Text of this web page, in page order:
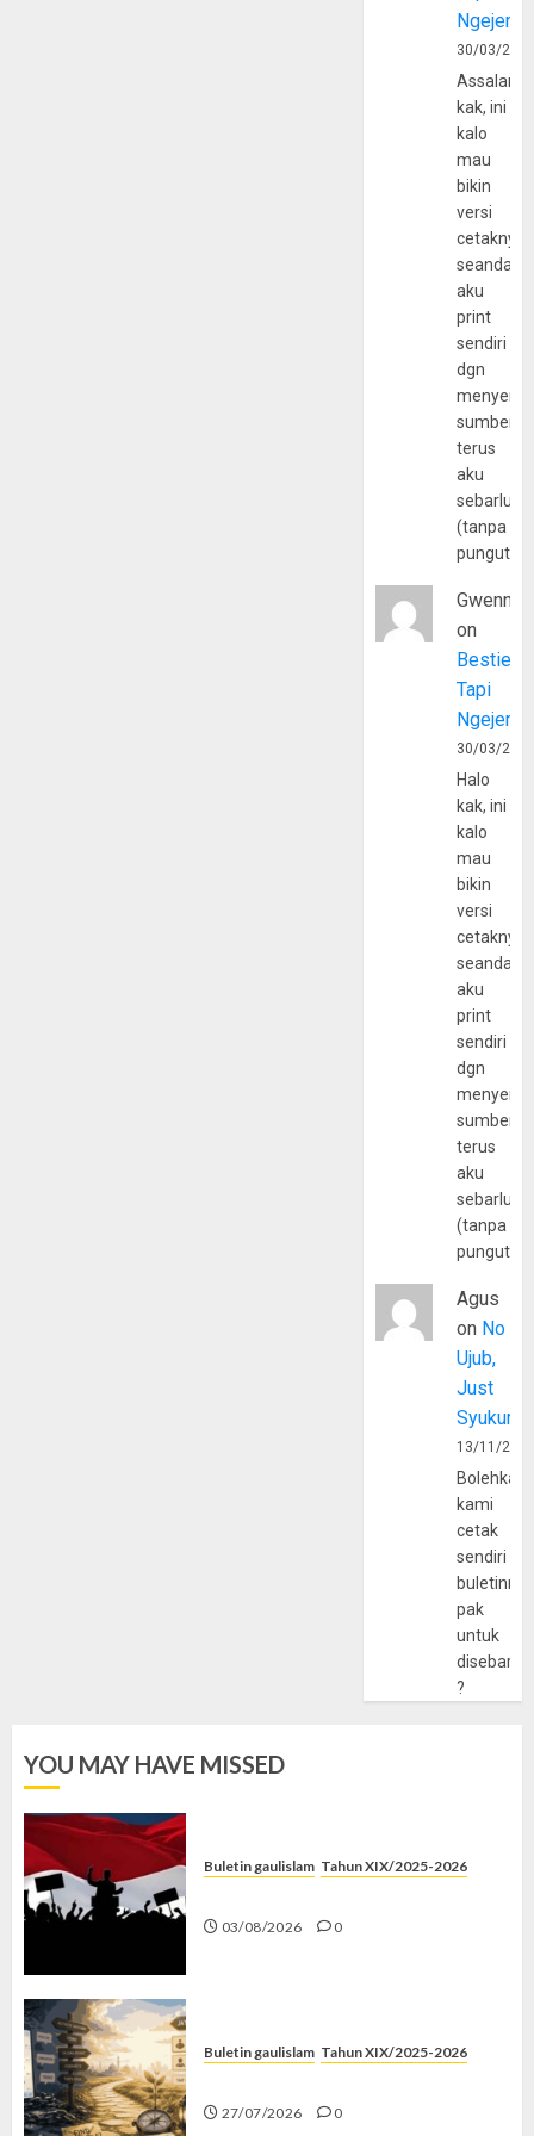
30/03/
kak, ini
kalo
mau
bikin
versi
cetaknya
aku
print
sendiri
dgn
sumber
terus
aku
(tanpa
Gwenny
on
Bestie
Tapi
30/03/
Halo
kak, ini
kalo
mau
bikin
versi
cetaknya
aku
print
sendiri
dgn
sumber
terus
aku
(tanpa
Agus
on No
Ujub,
Just
Syukur
13/11/
Bolehkah
kami
cetak
sendiri
pak
untuk
?
YOU MAY HAVE MISSED
Buletin gaulislam Tahun XIX/2025-2026
03/08/2026 0
Buletin gaulislam Tahun XIX/2025-2026
27/07/2026 0